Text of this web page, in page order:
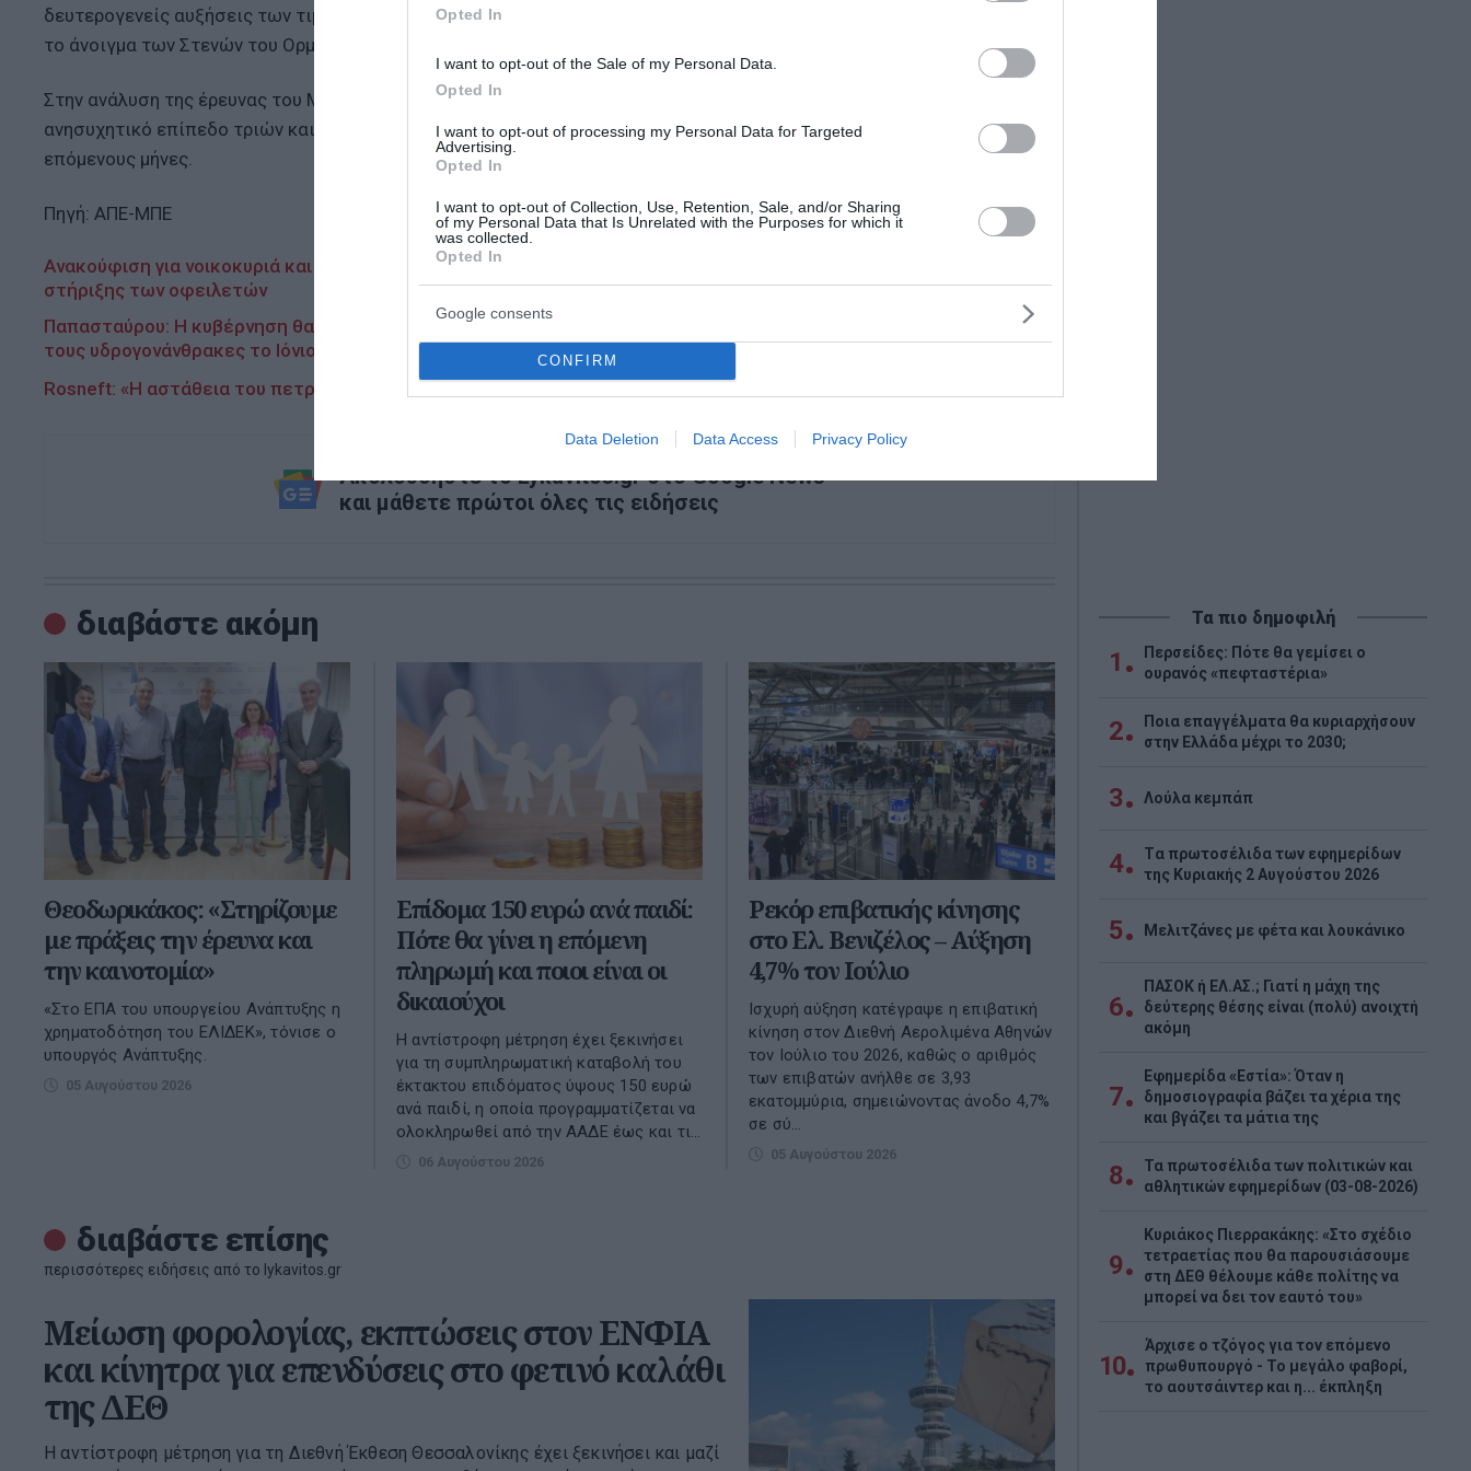
Opted In
I want to opt-out of the Sale of my Personal Data.
Opted In
I want to opt-out of processing my Personal Data for Targeted
Advertising.
Opted In
I want to opt-out of Collection, Use, Retention, Sale, and/or Sharing
of my Personal Data that Is Unrelated with the Purposes for which it
was collected.
Opted In
Google consents
CONFIRM
Data Deletion Data Access Privacy Policy
δευτερογενείς αυξήσεις των τιμών σε άλλους κλάδους της οικονομίας, μία τάση που θα εντείνεται όσο καθυστερεί
το άνοιγμα των Στενών του Ορμούζ.
Στην ανάλυση της έρευνας του Μαΐου, ο Γουίλιαμσον σημείωσε ότι οι πιέσεις στις τιμές έχουν ενταθεί στο πιο
ανησυχητικό επίπεδο τριών και πλέον ετών, υποδηλώνοντας ότι ο πληθωρισμός μπορεί να φτάσει κοντά στο 4% τους
επόμενους μήνες.
Πηγή: ΑΠΕ-ΜΠΕ
Ανακούφιση για νοικοκυριά και επιχειρήσεις: Ξεμπλοκάρουν λογαριασμοί και ρυθμίζονται χρέη – Το νέο πακέτο
στήριξης των οφειλετών
Παπασταύρου: Η κυβέρνηση θα στηρίζει τα νοικοκυριά όσο διαρκεί η κρίση στη Μέση Ανατολή – Στο επίκεντρο για
τους υδρογονάνθρακες το Ιόνιο
Rosneft: «Η αστάθεια του πετρελαίου οφείλεται στην κρίση της Μέσης Ανατολής»
Ακολουθήστε το Lykavitos.gr στο Google News
και μάθετε πρώτοι όλες τις ειδήσεις
διαβάστε ακόμη
Θεοδωρικάκος: «Στηρίζουμε
με πράξεις την έρευνα και
την καινοτομία»
«Στο ΕΠΑ του υπουργείου Ανάπτυξης η
χρηματοδότηση του ΕΛΙΔΕΚ», τόνισε ο
υπουργός Ανάπτυξης.
05 Αυγούστου 2026
Επίδομα 150 ευρώ ανά παιδί:
Πότε θα γίνει η επόμενη
πληρωμή και ποιοι είναι οι
δικαιούχοι
Η αντίστροφη μέτρηση έχει ξεκινήσει
για τη συμπληρωματική καταβολή του
έκτακτου επιδόματος ύψους 150 ευρώ
ανά παιδί, η οποία προγραμματίζεται να
ολοκληρωθεί από την ΑΑΔΕ έως και τι...
06 Αυγούστου 2026
Ρεκόρ επιβατικής κίνησης
στο Ελ. Βενιζέλος – Αύξηση
4,7% τον Ιούλιο
Ισχυρή αύξηση κατέγραψε η επιβατική
κίνηση στον Διεθνή Αερολιμένα Αθηνών
τον Ιούλιο του 2026, καθώς ο αριθμός
των επιβατών ανήλθε σε 3,93
εκατομμύρια, σημειώνοντας άνοδο 4,7%
σε σύ...
05 Αυγούστου 2026
διαβάστε επίσης
περισσότερες ειδήσεις από το lykavitos.gr
Μείωση φορολογίας, εκπτώσεις στον ΕΝΦΙΑ
και κίνητρα για επενδύσεις στο φετινό καλάθι
της ΔΕΘ
Η αντίστροφη μέτρηση για τη Διεθνή Έκθεση Θεσσαλονίκης έχει ξεκινήσει και μαζί
Τα πιο δημοφιλή
1
Περσείδες: Πότε θα γεμίσει ο
ουρανός «πεφταστέρια»
2
Ποια επαγγέλματα θα κυριαρχήσουν
στην Ελλάδα μέχρι το 2030;
3 Λούλα κεμπάπ
4
Tα πρωτοσέλιδα των εφημερίδων
της Κυριακής 2 Αυγούστου 2026
5 Μελιτζάνες με φέτα και λουκάνικο
6
ΠΑΣΟΚ ή ΕΛ.ΑΣ.; Γιατί η μάχη της
δεύτερης θέσης είναι (πολύ) ανοιχτή
ακόμη
7
Εφημερίδα «Εστία»: Όταν η
δημοσιογραφία βάζει τα χέρια της
και βγάζει τα μάτια της
8
Τα πρωτοσέλιδα των πολιτικών και
αθλητικών εφημερίδων (03-08-2026)
9
Κυριάκος Πιερρακάκης: «Στο σχέδιο
τετραετίας που θα παρουσιάσουμε
στη ΔΕΘ θέλουμε κάθε πολίτης να
μπορεί να δει τον εαυτό του»
10
Άρχισε ο τζόγος για τον επόμενο
πρωθυπουργό - Το μεγάλο φαβορί,
το αουτσάιντερ και η... έκπληξη